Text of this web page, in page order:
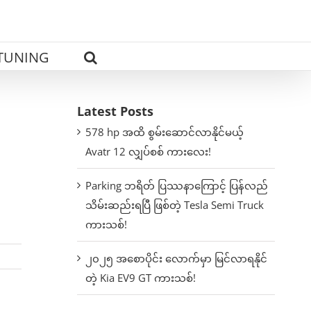
Latest Posts
578 hp အထိ စွမ်းဆောင်လာနိုင်မယ့်
Avatr 12 လျှပ်စစ် ကားလေး!
Parking ဘရိတ် ပြဿနာကြောင့် ပြန်လည်
သိမ်းဆည်းရပြီ ဖြစ်တဲ့ Tesla Semi Truck
ကားသစ်!
၂၀၂၅ အစောပိုင်း လောက်မှာ မြင်လာရနိုင်
တဲ့ Kia EV9 GT ကားသစ်!